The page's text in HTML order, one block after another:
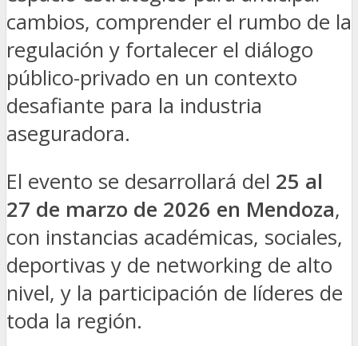
cambios, comprender el rumbo de la
regulación y fortalecer el diálogo
público-privado en un contexto
desafiante para la industria
aseguradora.
El evento se desarrollará del 25 al
27 de marzo de 2026 en Mendoza,
con instancias académicas, sociales,
deportivas y de networking de alto
nivel, y la participación de líderes de
toda la región.